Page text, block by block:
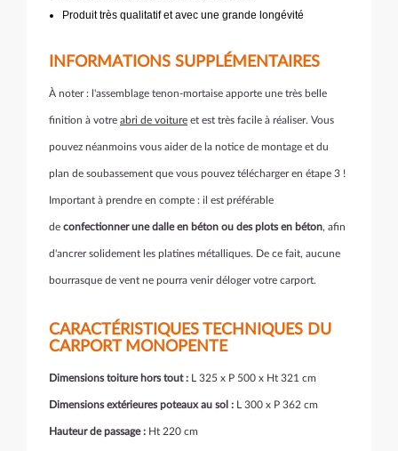
Produit très qualitatif et avec une grande longévité
INFORMATIONS SUPPLÉMENTAIRES
À noter : l'assemblage tenon-mortaise apporte une très belle
finition à votre abri de voiture et est très facile à réaliser. Vous
pouvez néanmoins vous aider de la notice de montage et du
plan de soubassement que vous pouvez télécharger en étape 3 !
Important à prendre en compte : il est préférable
de confectionner une dalle en béton ou des plots en béton, afin
d'ancrer solidement les platines métalliques. De ce fait, aucune
bourrasque de vent ne pourra venir déloger votre carport.
CARACTÉRISTIQUES TECHNIQUES DU
CARPORT MONOPENTE
Dimensions toiture hors tout : L 325 x P 500 x Ht 321 cm
Dimensions extérieures poteaux au sol : L 300 x P 362 cm
Hauteur de passage : Ht 220 cm